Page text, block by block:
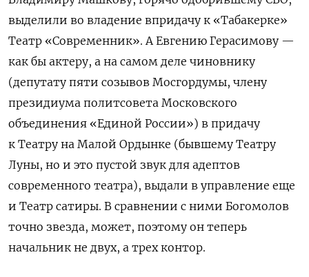
выделили во владение впридачу к «Табакерке»
Театр «Современник». А Евгению Герасимову —
как бы актеру, а на самом деле чиновнику
(депутату пяти созывов Мосгордумы, члену
президиума политсовета Московского
объединения «Единой России») в придачу
к Театру на Малой Ордынке (бывшему Театру
Луны, но и это пустой звук для адептов
современного театра), выдали в управление еще
и Театр сатиры. В сравнении с ними Богомолов
точно звезда, может, поэтому он теперь
начальник не двух, а трех контор.